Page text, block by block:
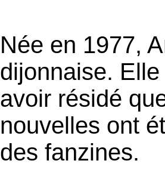
Née en 1977,
dijonnaise.
avoir résidé
nouvelles ont
des fanzines.